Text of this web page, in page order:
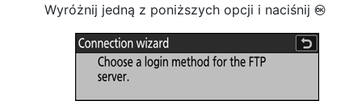
Wyróżnij jedną z poniższych opcji i naciśnij J